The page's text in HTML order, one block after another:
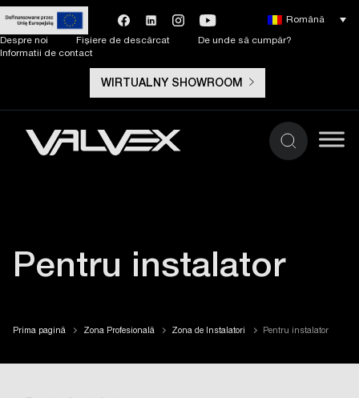
Despre noi Fișiere de descărcat
De unde să cumpăr?
Informatii de contact
WIRTUALNY SHOWROOM
Română
Pentru instalator
Prima pagină Zona Profesională Zona de Instalatori Pentru instalator